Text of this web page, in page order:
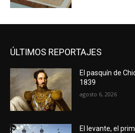
ÚLTIMOS REPORTAJES
El pasquín de
1839
agosto 6, 2026
El levante, el